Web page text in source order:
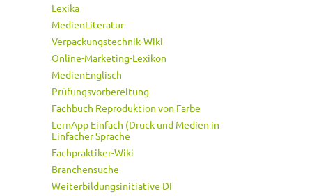
Lexika
MedienLiteratur
Verpackungstechnik-Wiki
Online-Marketing-Lexikon
MedienEnglisch
Prüfungsvorbereitung
Fachbuch Reproduktion von Farbe
LernApp Einfach (Druck und Medien in
Einfacher Sprache
Fachpraktiker-Wiki
Branchensuche
Weiterbildungsinitiative DI